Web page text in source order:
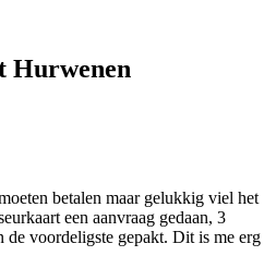
Hurwenen
betalen maar gelukkig viel het
een aanvraag gedaan, 3
de voordeligste gepakt. Dit is me erg